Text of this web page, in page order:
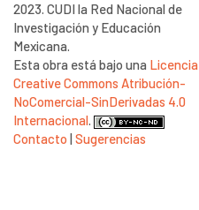
2023. CUDI la Red Nacional de
Investigación y Educación
Mexicana.
Esta obra está bajo una Licencia
Creative Commons Atribución-
NoComercial-SinDerivadas 4.0
Internacional.
Contacto |Sugerencias